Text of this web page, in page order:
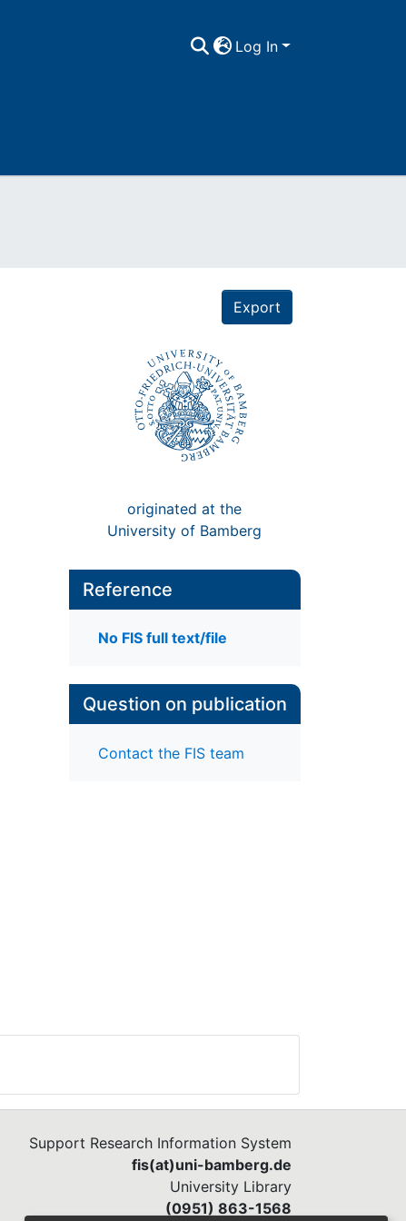
Log In
Export
originated at the
University of Bamberg
Reference
No FIS full text/file
Question on publication
Contact the FIS team
Support Research Information System
fis(at)uni-bamberg.de
University Library
(0951) 863-1568